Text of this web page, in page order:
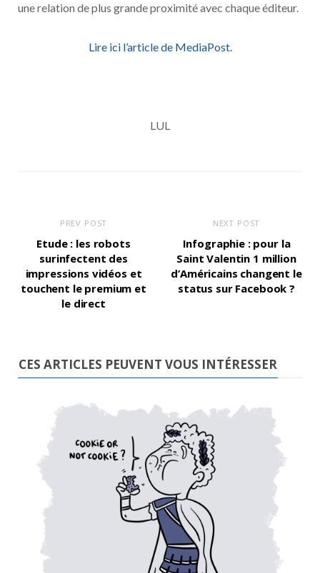
une relation de plus grande proximité avec chaque éditeur.
Lire ici l’article de MediaPost.
LUL
PREV POST
Etude : les robots
surinfectent des
impressions vidéos et
touchent le premium et
le direct
NEXT POST
Infographie : pour la
Saint Valentin 1 million
d’Américains changent le
status sur Facebook ?
CES ARTICLES PEUVENT VOUS INTÉRESSER